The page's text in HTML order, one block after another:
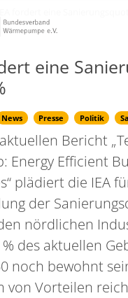
IEA fordert eine
eine
News Presse Politik
Bericht
Energy Efficient
plädiert die IEA
der
nördlichen
des aktuellen
noch bewohnt
von Vorteilen